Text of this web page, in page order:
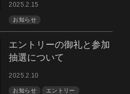
2025.2.15
お知らせ
エントリーの御礼と参加
抽選について
2025.2.10
お知らせ エントリー